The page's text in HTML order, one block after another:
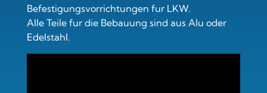
Befestigungsvorrichtungen fur LKW.
Alle Teile fur die Bebauung sind aus Alu oder
Edelstahl.